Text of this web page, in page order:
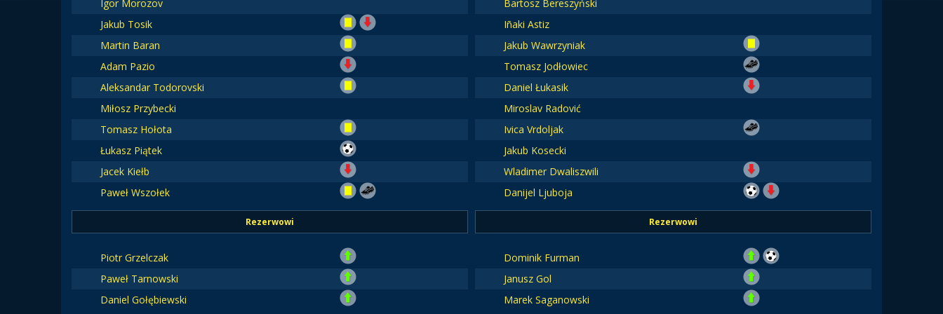
Igor Morozov
Jakub Tosik
Martin Baran
Adam Pazio
Aleksandar Todorovski
Miłosz Przybecki
Tomasz Hołota
Łukasz Piątek
Jacek Kiełb
Paweł Wszołek
Rezerwowi
Piotr Grzelczak
Paweł Tarnowski
Daniel Gołębiewski
Bartosz Bereszyński
Iñaki Astiz
Jakub Wawrzyniak
Tomasz Jodłowiec
Daniel Łukasik
Miroslav Radović
Ivica Vrdoljak
Jakub Kosecki
Wladimer Dwaliszwili
Danijel Ljuboja
Rezerwowi
Dominik Furman
Janusz Gol
Marek Saganowski